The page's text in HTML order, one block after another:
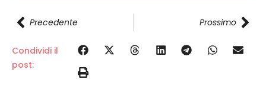
Precedente Prossimo
Condividi il
post: